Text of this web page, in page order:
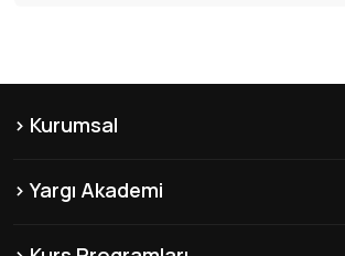
Kurumsal
Hakkımızda
Yargı Akademi